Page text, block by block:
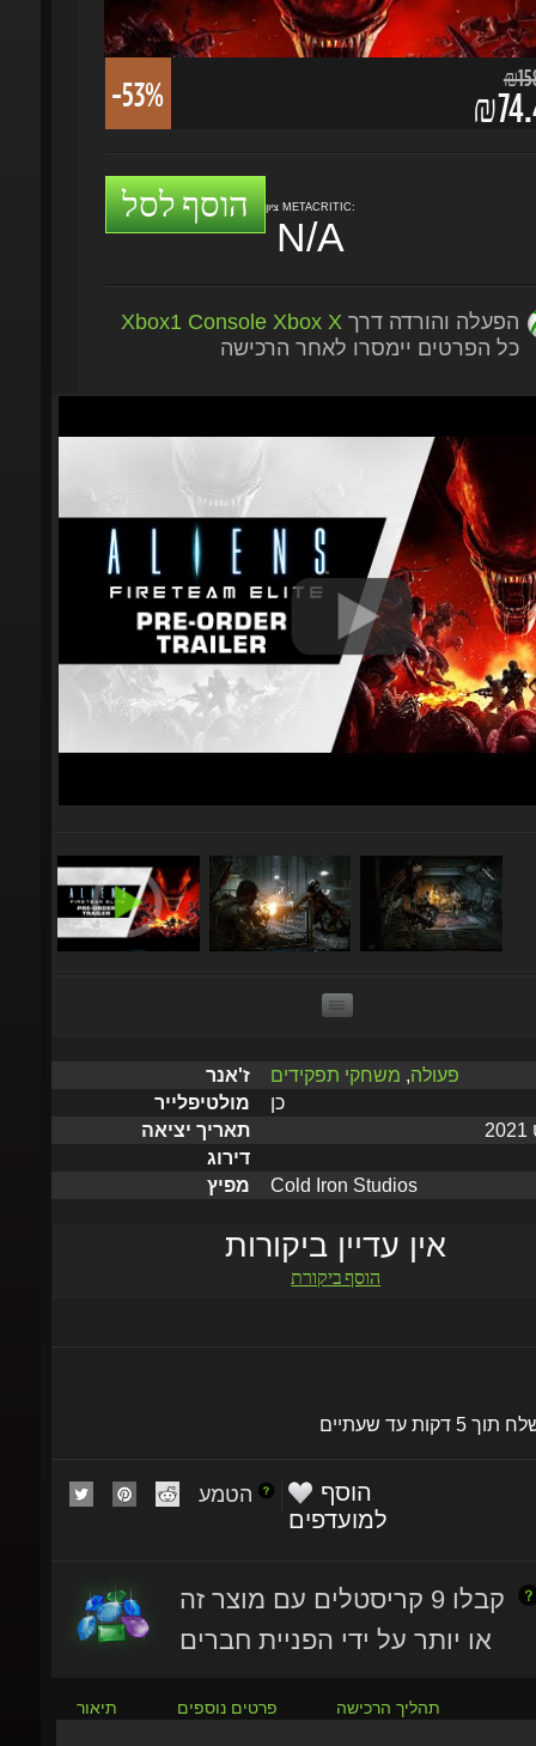
-53%
הוסף לסל
N/A
כל הפרטים יימסרו לאחר הרכישה
מולטיפלייר
כן
תאריך יציאה
מפיץ
הוסף ביקורת
למועדפים
או יותר על ידי הפניית חברים
Pre-order any edition of Aliens: Fireteam